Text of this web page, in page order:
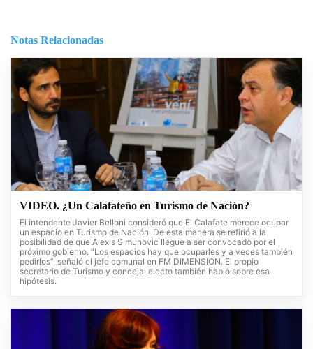
Notas Relacionadas
VIDEO. ¿Un Calafateño en Turismo de Nación?
El intendente Javier Belloni consideró que El Calafate merece ocupar
un espacio en Turismo de Nación. De esta manera se refirió a la
posibilidad de que Alexis Simunovic llegue a ser convocado por el
próximo gobierno. “Los espacios hay que ocuparles y a veces también
pedirlos”, señaló el jefe comunal en FM DIMENSION. El propio
secretario de Turismo y concejal electo también habló sobre esa
hipótesis.